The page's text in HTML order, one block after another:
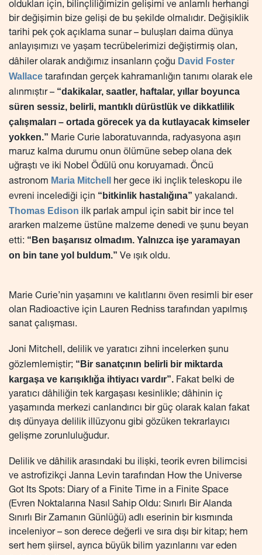
oldukları için, bilinçliliğimizin gelişimi ve anlamlı herhangi
bir değişimin bize gelişi de bu şekilde olmalıdır. Değişiklik
tarihi pek çok açıklama sunar – buluşları daima dünya
anlayışımızı ve yaşam tecrübelerimizi değiştirmiş olan,
dâhiler olarak andığımız insanların çoğu David Foster
Wallace tarafından gerçek kahramanlığın tanımı olarak ele
alınmıştır – “dakikalar, saatler, haftalar, yıllar boyunca
süren sessiz, belirli, mantıklı dürüstlük ve dikkatlilik
çalışmaları – ortada görecek ya da kutlayacak kimseler
yokken.” Marie Curie laboratuvarında, radyasyona aşırı
maruz kalma durumu onun ölümüne sebep olana dek
uğraştı ve iki Nobel Ödülü onu koruyamadı. Öncü
astronom Maria Mitchell
her gece iki inçlik teleskopu ile
evreni incelediği için “bitkinlik hastalığına” yakalandı.
Thomas Edison ilk parlak ampul için sabit bir ince tel
ararken malzeme üstüne malzeme denedi ve şunu beyan
etti: “Ben başarısız olmadım. Yalnızca işe yaramayan
on bin tane yol buldum.” Ve ışık oldu.
Marie Curie’nin yaşamını ve kalıtlarını öven resimli bir eser
olan Radioactive için Lauren Redniss tarafından yapılmış
sanat çalışması.
Joni Mitchell, delilik ve yaratıcı zihni incelerken şunu
gözlemlemiştir; “Bir sanatçının belirli bir miktarda
kargaşa ve karışıklığa ihtiyacı vardır”. Fakat belki de
yaratıcı dâhiliğin tek kargaşası kesinlikle; dâhinin iç
yaşamında merkezi canlandırıcı bir güç olarak kalan fakat
dış dünyaya delilik illüzyonu gibi gözüken tekrarlayıcı
gelişme zorunluluğudur.
Delilik ve dâhilik arasındaki bu ilişki, teorik evren bilimcisi
ve astrofizikçi Janna Levin tarafından How the Universe
Got Its Spots: Diary of a Finite Time in a Finite Space
(Evren Noktalarına Nasıl Sahip Oldu: Sınırlı Bir Alanda
Sınırlı Bir Zamanın Günlüğü) adlı eserinin bir kısmında
inceleniyor – son derece değerli ve sıra dışı bir kitap; hem
sert hem şiirsel, ayrıca büyük bilim yazınlarını var eden